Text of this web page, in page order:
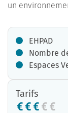
un
EHPAD
Nombre
Espaces
Tarifs